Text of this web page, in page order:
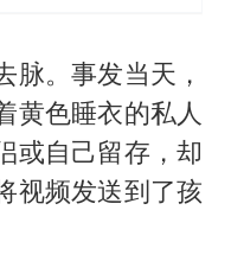
脉。事发当天，
黄色睡衣的私人
或自己留存，却
视频发送到了孩